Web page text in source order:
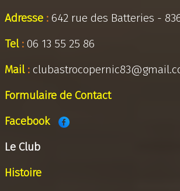
Adresse : 642 rue des Batteries -
Tel: 06 13 55 25 86
Mail:
Formulaire de Contact
Facebook
Le Club
Histoire